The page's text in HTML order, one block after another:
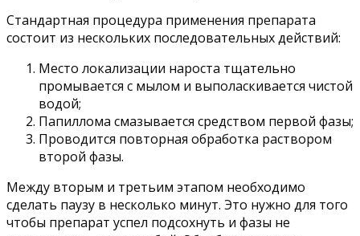
Стандартная процедура применения препарата
состоит из нескольких последовательных действий:
Место локализации нароста тщательно
промывается с мылом и выполаскивается чистой
водой;
Папиллома смазывается средством первой фазы;
Проводится повторная обработка раствором
второй фазы.
Между вторым и третьим этапом необходимо
сделать паузу в несколько минут. Это нужно для того
чтобы препарат успел подсохнуть и фазы не